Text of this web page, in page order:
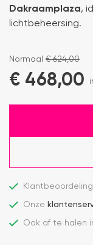
Dakraamplaza,
lichtbeheersing.
Normaal €624,00
€ 468,00
Klantbeoordeling
Onze
Ook af te halen